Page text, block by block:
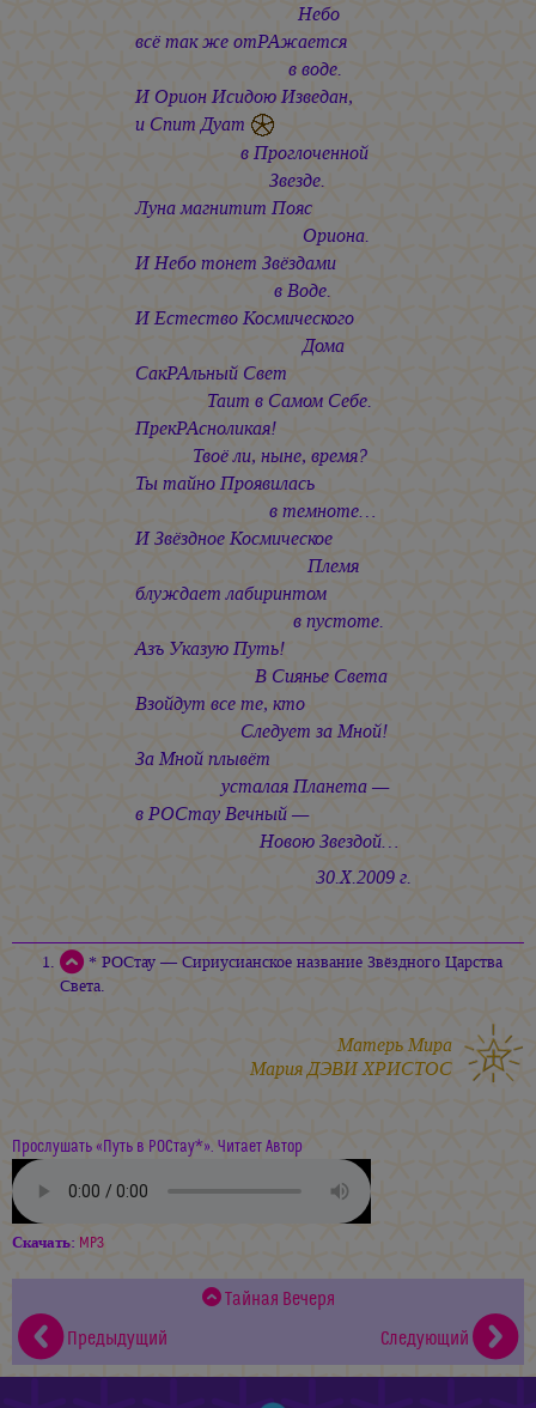
Небо
всё так же отРАжается
в воде.
И Орион Исидою Изведан,
и Спит Дуат
в Проглоченной
Звезде.
Луна магнитит Пояс
Ориона.
И Небо тонет Звёздами
в Воде.
И Естество Космического
Дома
СакРАльный Свет
Таит в Самом Себе.
ПрекРАсноликая!
Твоё ли, ныне, время?
Ты тайно Проявилась
в темноте…
И Звёздное Космическое
Племя
блуждает лабиринтом
в пустоте.
Азъ Указую Путь!
В Сиянье Света
Взойдут все те, кто
Следует за Мной!
За Мной плывёт
усталая Планета —
в РОСтау Вечный —
Новою Звездой…
30.Х.2009 г.
* РОСтау — Сириусианское название Звёздного Царства
Света.
Матерь Мира
Мария ДЭВИ ХРИСТОС
Прослушать «Путь в РОСтау*». Читает Автор
Скачать: MP3
Тайная Вечеря
Предыдущий
Следующий